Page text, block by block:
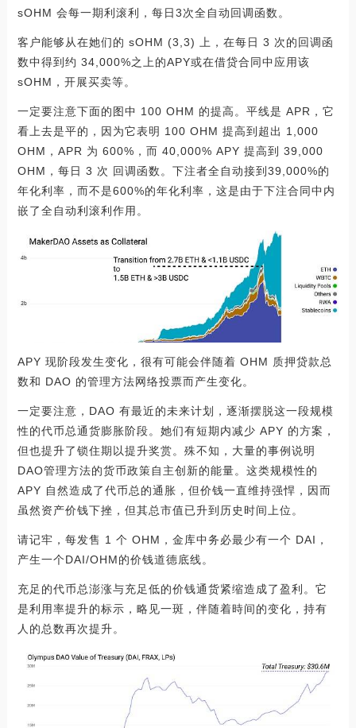
sOHM 会每一期利滚利，每日3次全自动回调函数。
客户能够从在她们的 sOHM (3,3) 上，在每日 3 次的回调函
数中得到约 34,000%之上的APY或在借贷合同中应用该
sOHM，开展买卖等。
一定要注意下面的图中 100 OHM 的提高。平线是 APR，它
看上去是平的，因为它表明 100 OHM 提高到超出 1,000
OHM，APR 为 600%，而 40,000% APY 提高到 39,000
OHM，每日 3 次 回调函数。下注者全自动接到39,000%的
年化利率，而不是600%的年化利率，这是由于下注合同中内
嵌了全自动利滚利作用。
APY 现阶段发生变化，很有可能会伴随着 OHM 质押贷款总
数和 DAO 的管理方法网络投票而产生变化。
一定要注意，DAO 有最近的未来计划，逐渐摆脱这一段规模
性的代币总通货膨胀阶段。她们有短期内减少 APY 的方案，
但也提升了锁住期以提升奖赏。殊不知，大量的事例说明
DAO管理方法的货币政策自主创新的能量。这类规模性的
APY 自然造成了代币总的通胀，但价钱一直维持强悍，因而
虽然资产价钱下挫，但其总市值已升到历史时间上位。
请记牢，每发售 1 个 OHM，金库中务必最少有一个 DAI，
产生一个DAI/OHM的价钱道德底线。
充足的代币总澎涨与充足低的价钱通货紧缩造成了盈利。它
是利用率提升的标示，略见一斑，伴随着時间的变化，持有
人的总数再次提升。